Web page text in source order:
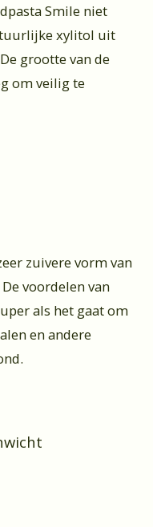
Smile niet
xylitol uit
grootte van de
om veilig te
zuivere vorm van
voordelen van
als het gaat om
en andere